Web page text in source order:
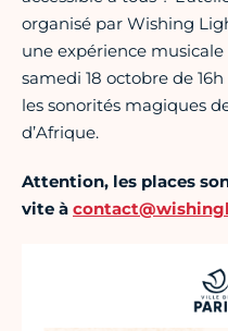
organisé par Wishing
une expérience
samedi 18 octobre de
les sonorités magiques
d’Afrique.
Attention, les places
vite à